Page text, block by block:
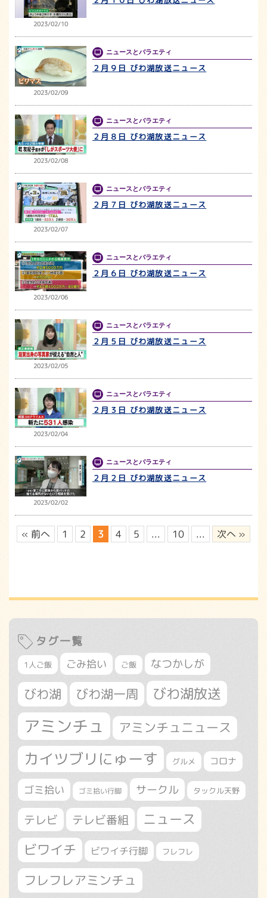
2023/02/10
2023/02/09
ニュースとバラエティ
２月９日 びわ湖放送ニュース
2023/02/08
ニュースとバラエティ
２月８日 びわ湖放送ニュース
2023/02/07
ニュースとバラエティ
２月７日 びわ湖放送ニュース
2023/02/06
ニュースとバラエティ
２月６日 びわ湖放送ニュース
2023/02/05
ニュースとバラエティ
２月５日 びわ湖放送ニュース
2023/02/04
ニュースとバラエティ
２月３日 びわ湖放送ニュース
2023/02/02
ニュースとバラエティ
２月２日 びわ湖放送ニュース
« 前へ 1 2 3 4 5 ... 10 ... 次へ »
タグ一覧
1人ご飯 ごみ拾い ご飯 なつかしが
びわ湖 びわ湖一周 びわ湖放送
アミンチュ アミンチュニュース
カイツブリにゅーす グルメ コロナ
ゴミ拾い ゴミ拾い行脚 サークル タックル天野
テレビ テレビ番組 ニュース
ビワイチ ビワイチ行脚 フレフレ
フレフレアミンチュ